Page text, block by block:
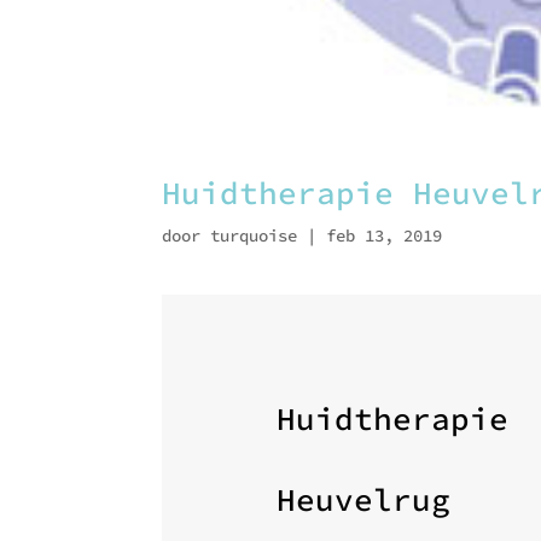
Huidtherapie
door turquoise | feb 13, 2019
Huidtherapie
Heuvelrug